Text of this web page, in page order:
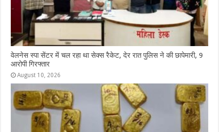
वेलनेस स्पा सेंटर में चल रहा था सेक्स रैकेट, देर रात पुलिस ने की छापेमारी, 9
आरोपी गिरफ्तार
August 10, 2026